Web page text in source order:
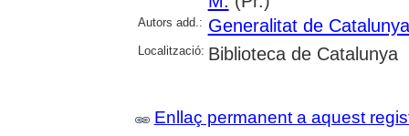
Autors add.: Generalitat de Catalunya
Localització: Biblioteca de Catalunya
Enllaç permanent a aquest